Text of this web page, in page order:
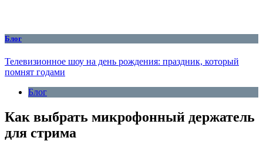
Блог
Телевизионное шоу на день рождения: праздник, который
помнят годами
Блог
Как выбрать микрофонный держатель
для стрима